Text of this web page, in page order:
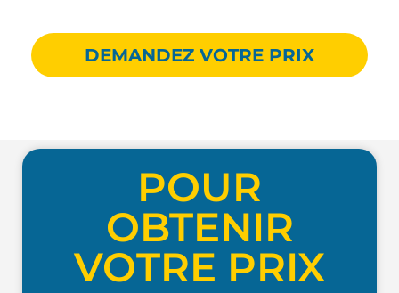
DEMANDEZ VOTRE PRIX
POUR
OBTENIR
VOTRE PRIX